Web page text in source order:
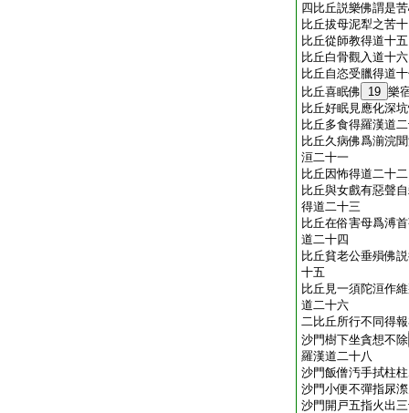
四比丘説樂佛謂是
比丘拔母泥犁之苦
比丘從師教得道十五
比丘白骨觀入道十六
比丘自恣受臘得道
比丘喜眠佛
19 樂
比丘好眠見應化深
比丘多食得羅漢道
比丘久病佛爲湔浣
洹二十一
比丘因怖得道二十二
比丘與女戲有惡聲
得道二十三
比丘在俗害母爲溥
道二十四
比丘貧老公垂殞佛
十五
比丘見一須陀洹作
道二十六
二比丘所行不同得
沙門樹下坐貪想不除
羅漢道二十八
沙門飯僧汚手拭柱
沙門小便不彈指尿
沙門開戸五指火出